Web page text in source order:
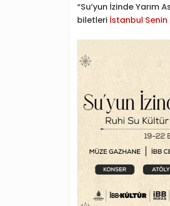
“Su’yun İzinde Yarım
biletleri İstanbul Senin